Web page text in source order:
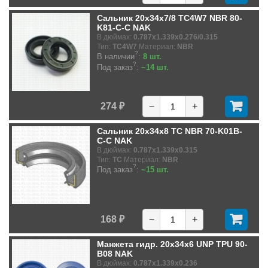
Сальник 20x34x7/8 TC4W7 NBR 80-
K81-C-C NAK
В дюймах: 0.787x1.339x0.276/0.315
Тип: TC4W7 Материал: NBR
В наличии?: 8 шт.
Под заказ?: ~14 шт.
274 ₽ − +
Сальник 20x34x8 TC NBR 70-K01B-
C-C NAK
В дюймах: 0.787x1.339x0.315
Тип: TC Материал: NBR
Под заказ?: ~15 шт.
168 ₽ − +
Манжета гидр. 20x34x6 UNP TPU 90-
B08 NAK
В дюймах: 0.787x1.339x0.236